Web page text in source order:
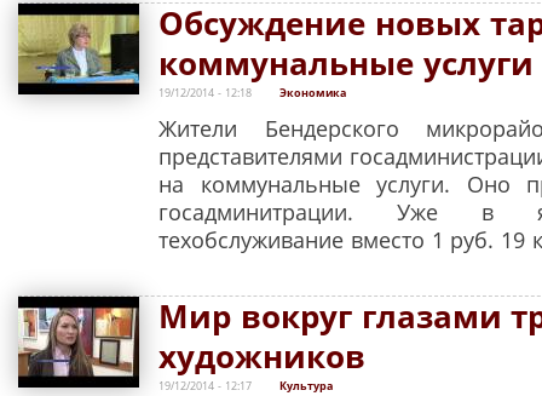
Обсуждение новых
коммунальные услуги
19/12/2014 - 12:18 Экономика
Жители Бендерского
представителями
на коммунальные услуги. Оно
госадминитрации. Уже в
техобслуживание вместо 1 руб. 19
Мир вокруг глазами
художников
19/12/2014 - 12:17 Культура